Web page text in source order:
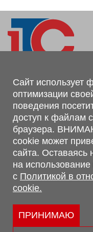
Магазин, склад
г. Минск, Минский р-н,
223062
г. Брест, ул.
Обращаем Ваше
информация,
характеристик,
сервисного
не является
Гражданского кодекса
Политика обработки
Политикой в отношении
Сайт использует
оптимизации
поведения
доступ к файлам
браузера.
cookie может
сайта. Оставаясь
на
с Политикой в
cookie.
ПРИНИМАЮ